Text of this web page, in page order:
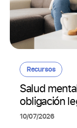
Recursos
Salud
obligación
10/07/2026